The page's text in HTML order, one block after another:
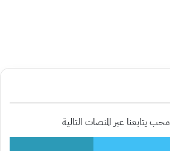
محب يتابعنا عبر المنصات التالية